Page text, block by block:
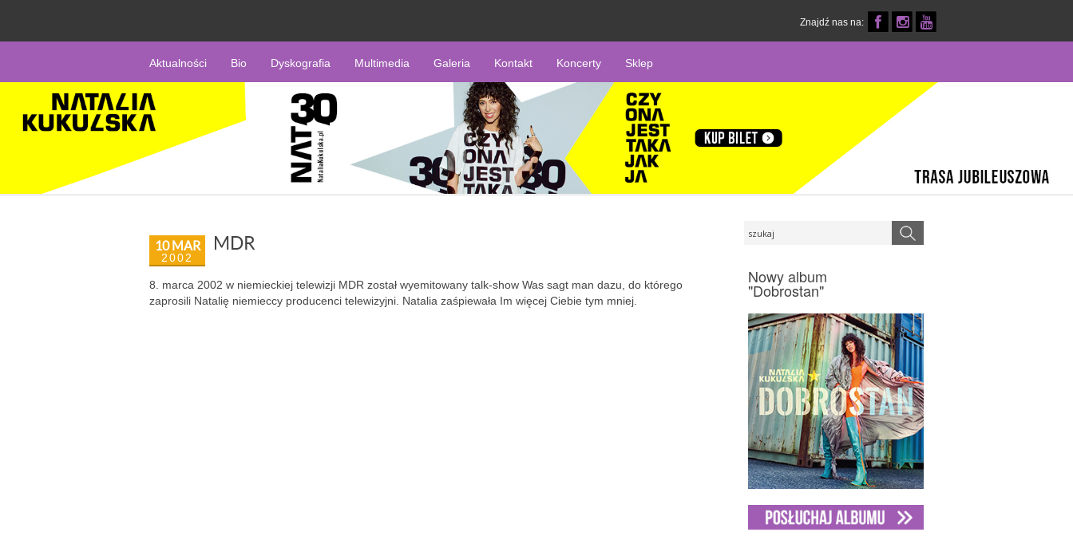
Znajdź nas na:
Aktualności Bio Dyskografia Multimedia Galeria Kontakt Koncerty Sklep
10 MAR
2002
MDR
8. marca 2002 w niemieckiej telewizji MDR został wyemitowany talk-show Was sagt man dazu, do którego
zaprosili Natalię niemieccy producenci telewizyjni. Natalia zaśpiewała Im więcej Ciebie tym mniej.
Nowy album
"Dobrostan"